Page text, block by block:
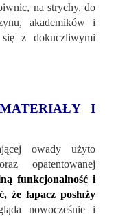
na strychy, do
akademików i
z dokuczliwymi
I
owady użyto
opatentowanej
funkcjonalność i
że łapacz posłuży
nowocześnie i